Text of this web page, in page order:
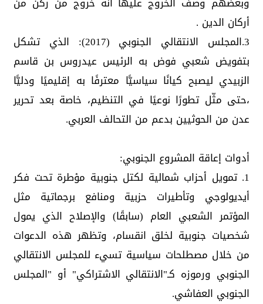
أركان الدين .
3.المجلس الانتقالي الجنوبي (2017): الذي تشكل
بتفويض شعبي فوض به الرئيس عيدروس بن قاسم
الزبيدي ليصبح كيانًا سياسيًّا معترفًا به إقليميًا ودليًّا
،حتى مثّل تطورًا نوعيًا في التنظيم، خاصة بعد تحرير
عدن من الحوثيين بدعم من التحالف العربي.
أدوات إعاقة المشروع الجنوبي:
1. تمويل أحزاب شمالية لكتل جنوبية مؤطرة تحت فكر
أيديولوجي وتأطيرات حزبية ومنافع برجماتية مثل
المؤتمر الشعبي العام (سابقًا) والإصلاح الذي يمول
شخصيات جنوبية لخلق انقسام، وتظهر هذه الدعوات
من خلال مصطلحات سياسية تسيء للمجلس الانتقالي
الجنوبي ورموزه كـ"الانتقالي الاشتراكي" أو "المجلس
الجنوبي العفاشي.